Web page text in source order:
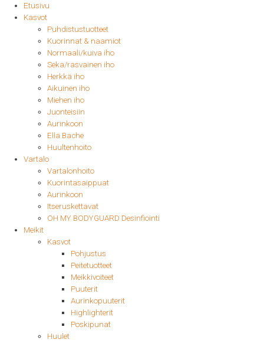
Etusivu
Kasvot
Puhdistustuotteet
Kuorinnat & naamiot
Normaali/kuiva iho
Seka/rasvainen iho
Herkkä iho
Aikuinen iho
Miehen iho
Juonteisiin
Aurinkoon
Ella Bache
Huultenhoito
Vartalo
Vartalonhoito
Kuorintasaippuat
Aurinkoon
Itseruskettavat
OH MY BODYGUARD Desinfiointi
Meikit
Kasvot
Pohjustus
Peitetuotteet
Meikkivoiteet
Puuterit
Aurinkopuuterit
Highlighterit
Poskipunat
Huulet